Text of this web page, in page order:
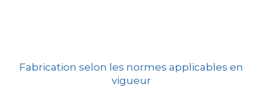
Fabrication selon les normes applicables en
vigueur